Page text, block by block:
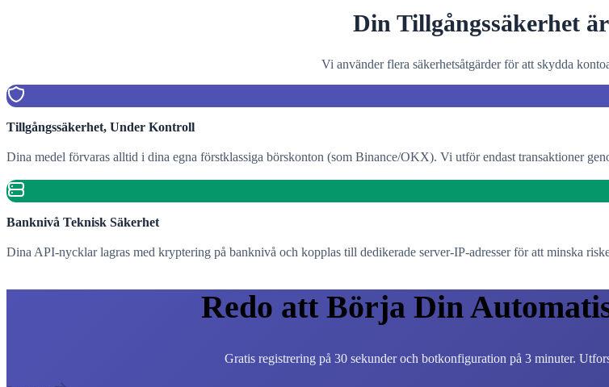
Din Tillgångssäkerhet
Vi använder flera säkerhetsåtgärder för att skydda
Tillgångssäkerhet, Under Kontroll
Dina medel förvaras alltid i dina egna förstklassiga börskonton (som Binance/OKX). Vi utför endast transaktioner
Banknivå Teknisk Säkerhet
Dina API-nycklar lagras med kryptering på banknivå och kopplas till dedikerade server-IP-adresser för att minska
Redo att Börja Din
Gratis registrering på 30 sekunder och botkonfiguration på 3 minuter.